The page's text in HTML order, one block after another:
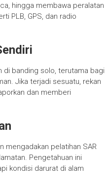
hingga membawa peralatan
PLB, GPS, dan radio
di banding solo, terutama bagi
Jika terjadi sesuatu, rekan
dan memberi
mengadakan pelatihan SAR
Pengetahuan ini
kondisi darurat di alam